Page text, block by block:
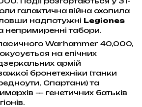
галактична війна охопила
надпотужні Legiones
непримиренні табори.
Warhammer 40,000,
на епічних
армій
бронетехніки (танки
Спартани) та
— генетичних батьків